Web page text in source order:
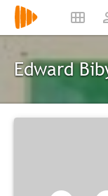
Edward